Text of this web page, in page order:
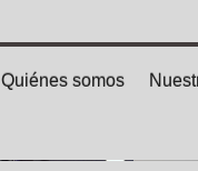
Quiénes somos